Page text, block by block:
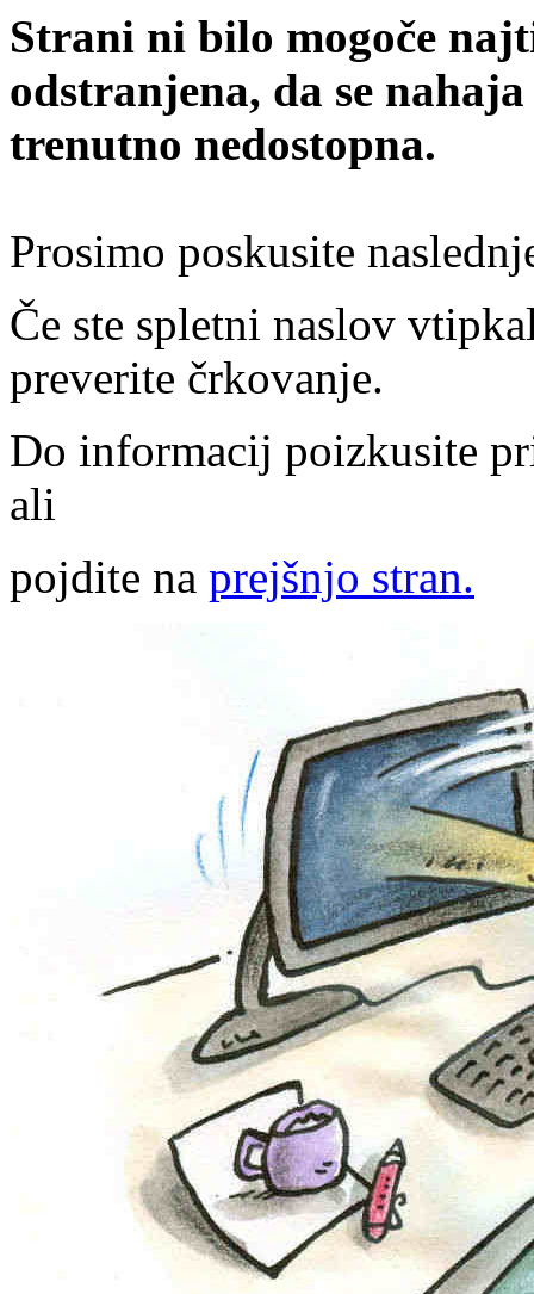
Strani ni bilo mogoče
odstranjena, da se
trenutno nedostopna.
Prosimo poskusite
Če ste spletni naslov
preverite črkovanje.
Do informacij poizkusite
ali
pojdite na prejšnjo stran.